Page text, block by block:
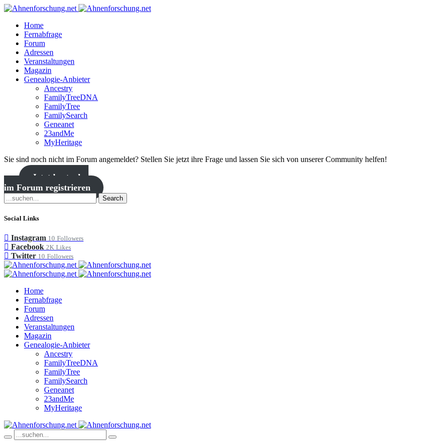
Home
Fernabfrage
Forum
Adressen
Veranstaltungen
Magazin
Genealogie-Anbieter
Ancestry
FamilyTreeDNA
FamilyTree
FamilySearch
Geneanet
23andMe
MyHeritage
Sie sind noch nicht im Forum angemeldet? Stellen Sie jetzt ihre Frage und lassen Sie sich von unserer Community helfen!
Jetzt kostenlos
im Forum registrieren
Search
Social Links
Instagram 10 Followers
Facebook 2K Likes
Twitter 10 Followers
Home
Fernabfrage
Forum
Adressen
Veranstaltungen
Magazin
Genealogie-Anbieter
Ancestry
FamilyTreeDNA
FamilyTree
FamilySearch
Geneanet
23andMe
MyHeritage